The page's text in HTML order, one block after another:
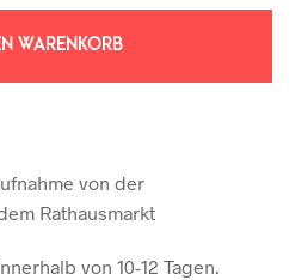
WARENKORB
von der
Rathausmarkt
von 10-12 Tagen.